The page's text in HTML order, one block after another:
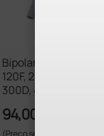
Bipolar cabo para MB
120F, 200F, 200D, 250,
300D, 400D - UE
94,00 €
(Preço sem IVA)